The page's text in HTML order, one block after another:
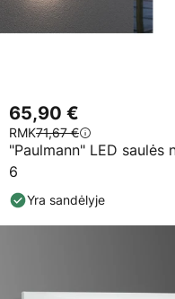
"Paulmann" LED saulės
6
65,90 €
RMK71,67 €
Yra sandėlyje